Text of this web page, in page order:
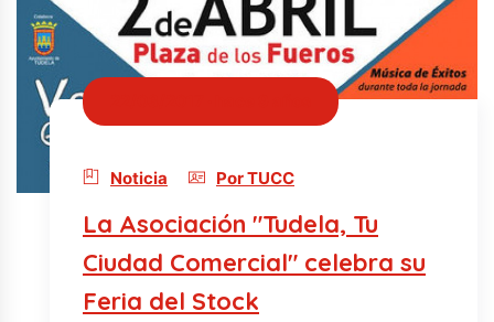
Noticia Por TUCC
La Asociación "Tudela, Tu
Ciudad Comercial" celebra su
Feria del Stock